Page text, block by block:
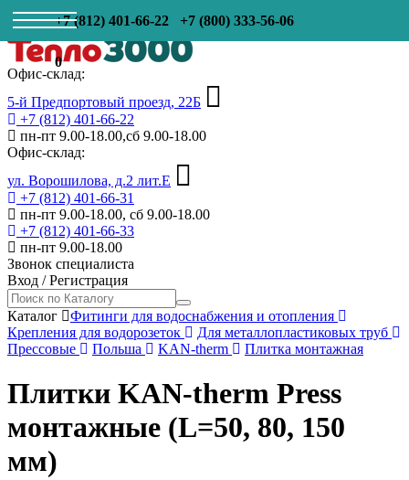
+7 (812) 401-66-22 +7 (800) 333-56-06
0
Офис-склад:
5-й Предпортовый проезд, 22Б
+7 (812) 401-66-22
пн-пт 9.00-18.00,сб 9.00-18.00
Офис-склад:
ул. Ворошилова, д.2 лит.Е
+7 (812) 401-66-31
пн-пт 9.00-18.00, сб 9.00-18.00
+7 (812) 401-66-33
пн-пт 9.00-18.00
Звонок специалиста
Вход /Регистрация
Каталог
Фитинги для водоснабжения и отопления
Крепления для водорозеток
Для металлопластиковых труб
Прессовые
Польша KAN-therm Плитка монтажная
Плитки KAN-therm Press
монтажные (L=50, 80, 150
мм)